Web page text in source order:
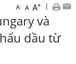
A- A A+ |
và
dầu từ